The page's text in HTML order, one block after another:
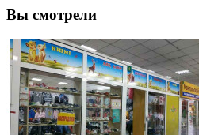
Вы смотрели